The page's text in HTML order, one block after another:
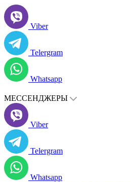
Viber
Telergram
Whatsapp
МЕССЕНДЖЕРЫ
Viber
Telergram
Whatsapp